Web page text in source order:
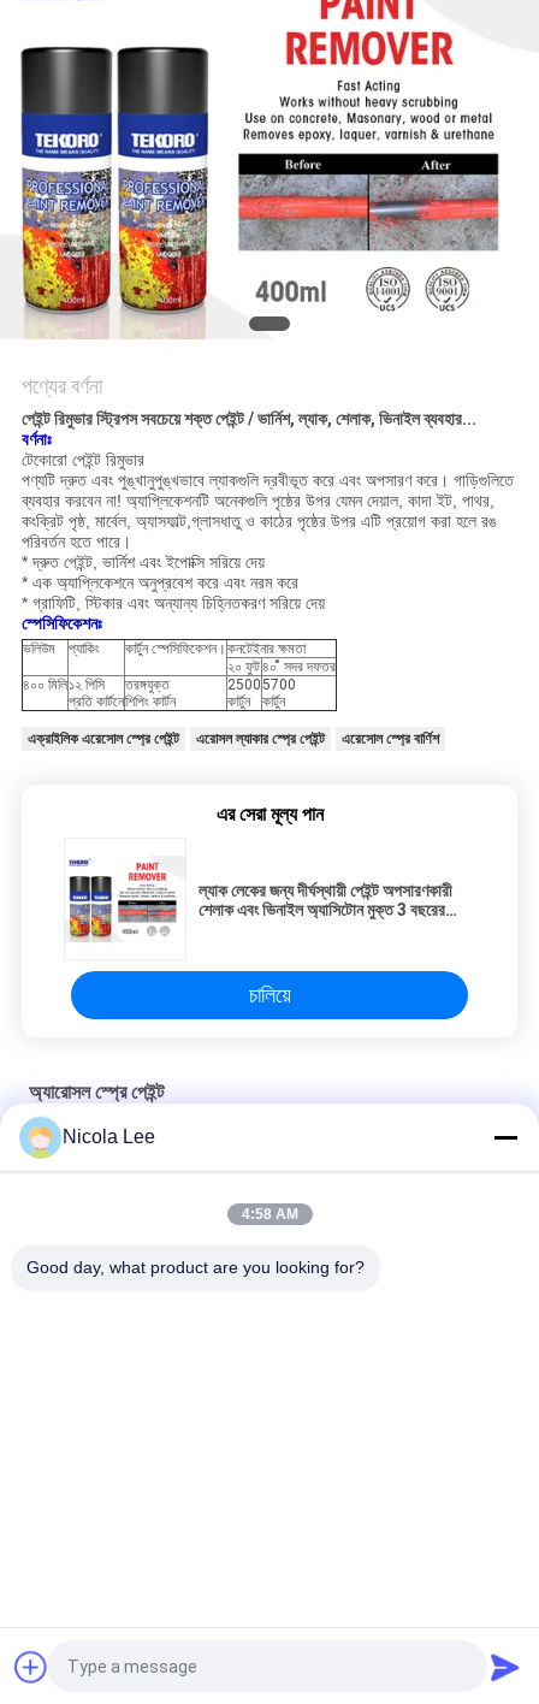
করুন
সাইট
ম্যাপ
গোপনীয়তা
নীতি
পণ্যের বর্ণনা
পেইন্ট রিমুভার স্ট্রিপস সবচেয়ে শক্ত পেইন্ট / ভার্নিশ, ল্যাক, শেলাক, ভিনাইল ব্যবহার...
বর্ণনাঃ
টেকোরো পেইন্ট রিমুভার
পণ্যটি দ্রুত এবং পুঙ্খানুপুঙ্খভাবে ল্যাকগুলি দ্রবীভূত করে এবং অপসারণ করে। গাড়িগুলিতে
ব্যবহার করবেন না! অ্যাপ্লিকেশনটি অনেকগুলি পৃষ্ঠের উপর যেমন দেয়াল, কাদা ইট, পাথর,
কংক্রিট পৃষ্ঠ, মার্বেল, অ্যাসফাল্ট,গ্লাসধাতু ও কাঠের পৃষ্ঠের উপর এটি প্রয়োগ করা হলে রঙ
পরিবর্তন হতে পারে।
* দ্রুত পেইন্ট, ভার্নিশ এবং ইপোক্সি সরিয়ে দেয়
* এক অ্যাপ্লিকেশনে অনুপ্রবেশ করে এবং নরম করে
* গ্রাফিটি, স্টিকার এবং অন্যান্য চিহ্নিতকরণ সরিয়ে দেয়
স্পেসিফিকেশনঃ
ভলিউম প্যাকিং কার্টুন স্পেসিফিকেশন। কনটেইনার ক্ষমতা
২০ ফুট৪০ ̊ সদর দফতর
৪০০ মিলি১২ পিসি
প্রতি কার্টনে
তরঙ্গযুক্ত
শিপিং কার্টন
2500
কার্টুন
5700
কার্টুন
এক্রাইলিক এরেসোল স্প্রে পেইন্ট এরোসল ল্যাকার স্প্রে পেইন্ট এরেসোল স্প্রে বার্ণিশ
এর সেরা মূল্য পান
ল্যাক লেকের জন্য দীর্ঘস্থায়ী পেইন্ট অপসারণকারী
শেলাক এবং ভিনাইল অ্যাসিটোন মুক্ত 3 বছরের
চালিয়ে
অ্যারোসল স্প্রে পেইন্ট
অভ্যন্তর এবং বহিরাগত এনামেল স্প্রে পেইন্ট আসবাবপত্র / বাইসাইকেল জন্য বিভিন্ন রং
Nicola Lee
4:58 AM
Good day, what product are you looking for?